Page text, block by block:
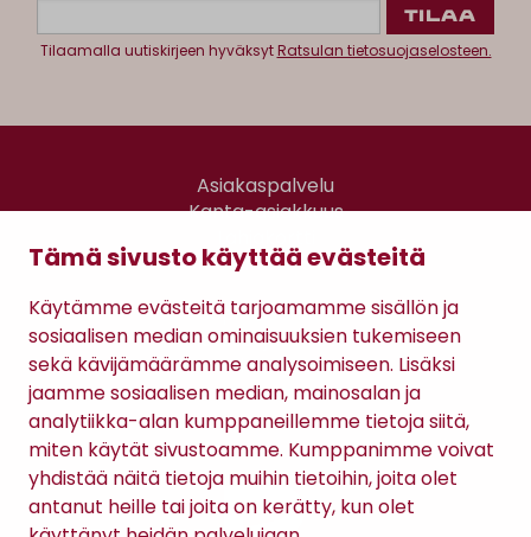
Tämä sivusto käyttää evästeitä
Käytämme evästeitä tarjoamamme sisällön ja
sosiaalisen median ominaisuuksien tukemiseen
sekä kävijämäärämme analysoimiseen. Lisäksi
jaamme sosiaalisen median, mainosalan ja
analytiikka-alan kumppaneillemme tietoja siitä,
miten käytät sivustoamme. Kumppanimme voivat
yhdistää näitä tietoja muihin tietoihin, joita olet
antanut heille tai joita on kerätty, kun olet
Tilaamalla uutiskirjeen hyväksytRatsulan tietosuojaselosteen.
Asiakaspalvelu
Kanta-asiakkuus
Gomee Ratsula Café
Sopimusehdot
Tietosuojaseloste
Maksutavat